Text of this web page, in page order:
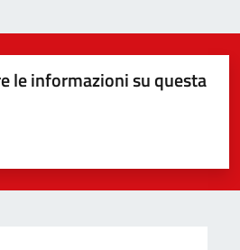
le informazioni su questa
stelle su 5
su 5
5